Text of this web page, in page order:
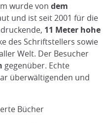
wurde von dem
und ist seit 2001 für die
11 Meter hohe
des Schriftstellers sowie
Welt. Der Besucher
gegenüber. Echte
überwältigenden und
Bücher